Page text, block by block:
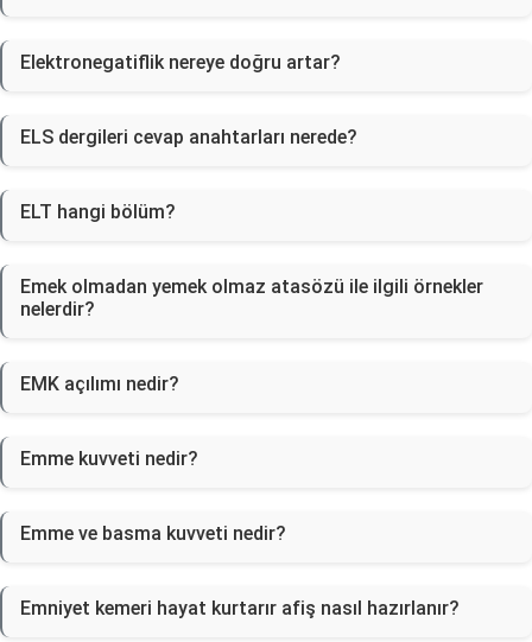
Elektronegatiflik nereye doğru artar?
ELS dergileri cevap anahtarları nerede?
ELT hangi bölüm?
Emek olmadan yemek olmaz atasözü ile ilgili örnekler
nelerdir?
EMK açılımı nedir?
Emme kuvveti nedir?
Emme ve basma kuvveti nedir?
Emniyet kemeri hayat kurtarır afiş nasıl hazırlanır?